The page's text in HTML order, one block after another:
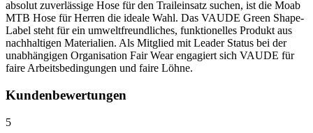
absolut zuverlässige Hose für den Traileinsatz suchen, ist die Moab
MTB Hose für Herren die ideale Wahl. Das VAUDE Green Shape-
Label steht für ein umweltfreundliches, funktionelles Produkt aus
nachhaltigen Materialien. Als Mitglied mit Leader Status bei der
unabhängigen Organisation Fair Wear engagiert sich VAUDE für
faire Arbeitsbedingungen und faire Löhne.
Kundenbewertungen
5